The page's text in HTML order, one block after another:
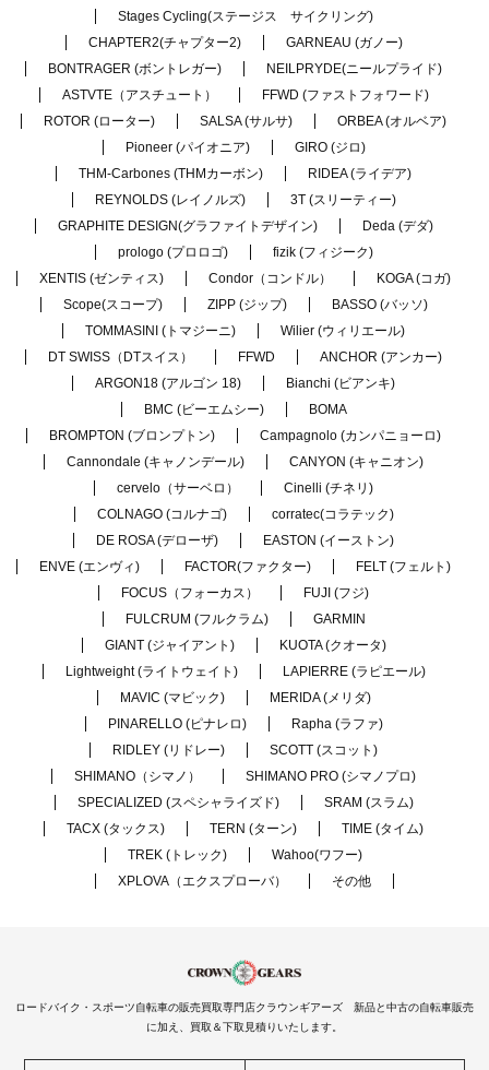
Stages Cycling(ステージス サイクリング)
CHAPTER2(チャプター2)
GARNEAU (ガノー)
BONTRAGER (ボントレガー)
NEILPRYDE(ニールプライド)
ASTVTE（アスチュート）
FFWD (ファストフォワード)
ROTOR (ローター)
SALSA (サルサ)
ORBEA (オルベア)
Pioneer (パイオニア)
GIRO (ジロ)
THM-Carbones (THMカーボン)
RIDEA (ライデア)
REYNOLDS (レイノルズ)
3T (スリーティー)
GRAPHITE DESIGN(グラファイトデザイン)
Deda (デダ)
prologo (プロロゴ)
fizik (フィジーク)
XENTIS (ゼンティス)
Condor（コンドル）
KOGA (コガ)
Scope(スコープ)
ZIPP (ジップ)
BASSO (バッソ)
TOMMASINI (トマジーニ)
Wilier (ウィリエール)
DT SWISS（DTスイス）
FFWD
ANCHOR (アンカー)
ARGON18 (アルゴン 18)
Bianchi (ビアンキ)
BMC (ビーエムシー)
BOMA
BROMPTON (ブロンプトン)
Campagnolo (カンパニョーロ)
Cannondale (キャノンデール)
CANYON (キャニオン)
cervelo（サーベロ）
Cinelli (チネリ)
COLNAGO (コルナゴ)
corratec(コラテック)
DE ROSA (デローザ)
EASTON (イーストン)
ENVE (エンヴィ)
FACTOR(ファクター)
FELT (フェルト)
FOCUS（フォーカス）
FUJI (フジ)
FULCRUM (フルクラム)
GARMIN
GIANT (ジャイアント)
KUOTA (クオータ)
Lightweight (ライトウェイト)
LAPIERRE (ラピエール)
MAVIC (マビック)
MERIDA (メリダ)
PINARELLO (ピナレロ)
Rapha (ラファ)
RIDLEY (リドレー)
SCOTT (スコット)
SHIMANO（シマノ）
SHIMANO PRO (シマノプロ)
SPECIALIZED (スペシャライズド)
SRAM (スラム)
TACX (タックス)
TERN (ターン)
TIME (タイム)
TREK (トレック)
Wahoo(ワフー)
XPLOVA（エクスプローバ）
その他
ロードバイク・スポーツ自転車の販売買取専門店クラウンギアーズ 新品と中古の自転車販売
に加え、買取＆下取見積りいたします。